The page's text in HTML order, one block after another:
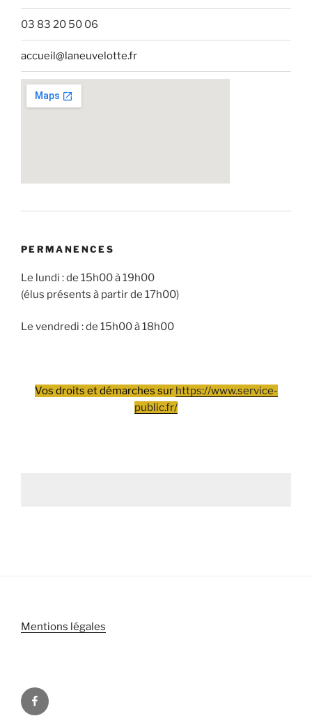
03 83 20 50 06
accueil@laneuvelotte.fr
PERMANENCES
Le lundi : de 15h00 à 19h00
(élus présents à partir de 17h00)
Le vendredi : de 15h00 à 18h00
Vos droits et démarches sur https://www.service-
public.fr/
Mentions légales
Facebook